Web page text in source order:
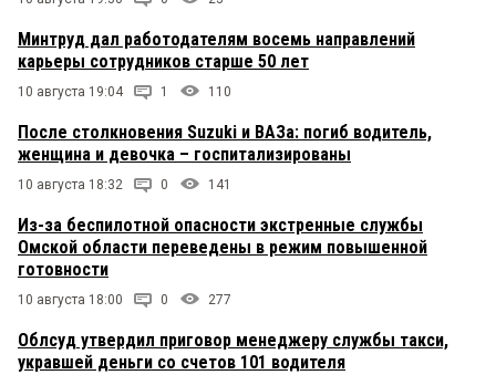
Минтруд дал работодателям восемь направлений
карьеры сотрудников старше 50 лет
10 августа 19:04 1 110
После столкновения Suzuki и ВАЗа: погиб водитель,
женщина и девочка – госпитализированы
10 августа 18:32 0 141
Из-за беспилотной опасности экстренные службы
Омской области переведены в режим повышенной
готовности
10 августа 18:00 0 277
Облсуд утвердил приговор менеджеру службы такси,
укравшей деньги со счетов 101 водителя